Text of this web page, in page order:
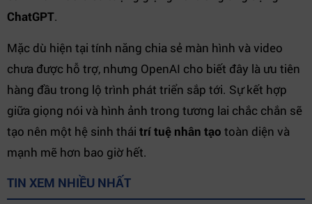
ChatGPT.
Mặc dù hiện tại tính năng chia sẻ màn hình và video
chưa được hỗ trợ, nhưng OpenAI cho biết đây là ưu tiên
hàng đầu trong lộ trình phát triển sắp tới. Sự kết hợp
giữa giọng nói và hình ảnh trong tương lai chắc chắn sẽ
tạo nên một hệ sinh thái trí tuệ nhân tạo toàn diện và
mạnh mẽ hơn bao giờ hết.
TIN XEM NHIỀU NHẤT